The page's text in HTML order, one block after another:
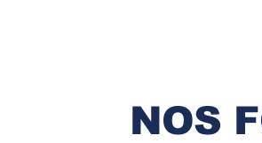
NOS